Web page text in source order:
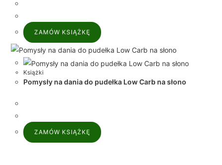
ZAMÓW KSIĄŻKĘ
Książki
Pomysły na dania do pudełka Low Carb na słono
ZAMÓW KSIĄŻKĘ